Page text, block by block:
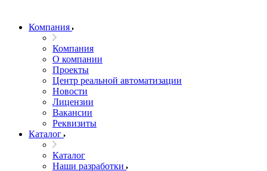
Компания
Компания
О компании
Проекты
Центр реальной автоматизации
Новости
Лицензии
Вакансии
Реквизиты
Каталог
Каталог
Наши разработки